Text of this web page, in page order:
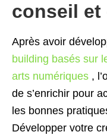
conseil et
Après avoir
building basés sur
arts numériques ,
de s’enrichir pour
les bonnes
Développer votre